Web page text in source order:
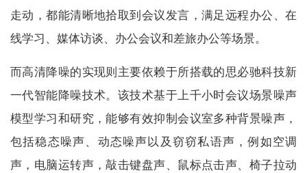
走动，都能清晰地拾取到会议发言，满足远程办公、在
线学习、媒体访谈、办公会议和差旅办公等场景。
而高清降噪的实现则主要依赖于所搭载的思必驰科技新
一代智能降噪技术。该技术基于上千小时会议场景噪声
模型学习和研究，能够有效抑制会议室多种背景噪声，
包括稳态噪声、动态噪声以及窃窃私语声，例如空调
声，电脑运转声，敲击键盘声、鼠标点击声、椅子拉动